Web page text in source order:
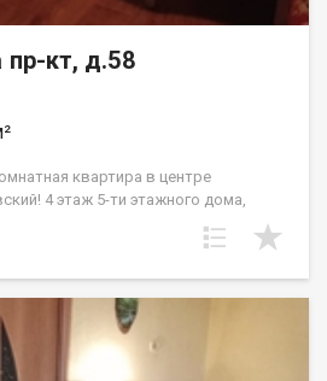
затрат! Чижова Ксения
кт, д.58
квартира в центре
4 этаж 5-ти этажного дома,
солнечная сторона,
двор с новой современной
инфраструктурой. В шаговой
детские сады, школы, магазины,
транспорта. Квартира без